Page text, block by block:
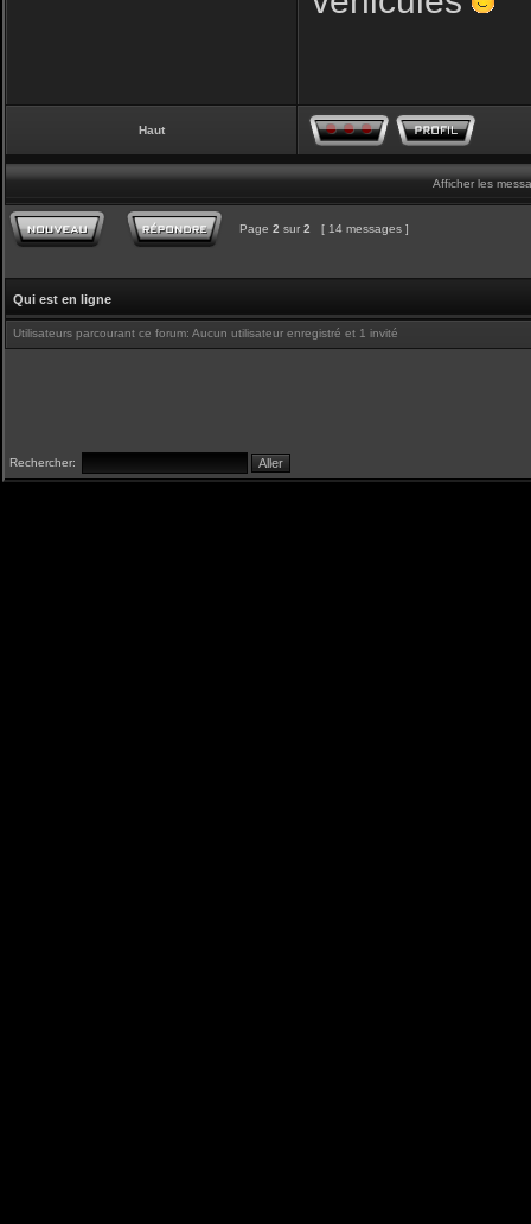
Haut
Afficher les
Page 2 sur 2 [ 14 messages ]
Qui est en ligne
Utilisateurs parcourant ce forum: Aucun utilisateur enregistré et 1 invité
Rechercher: